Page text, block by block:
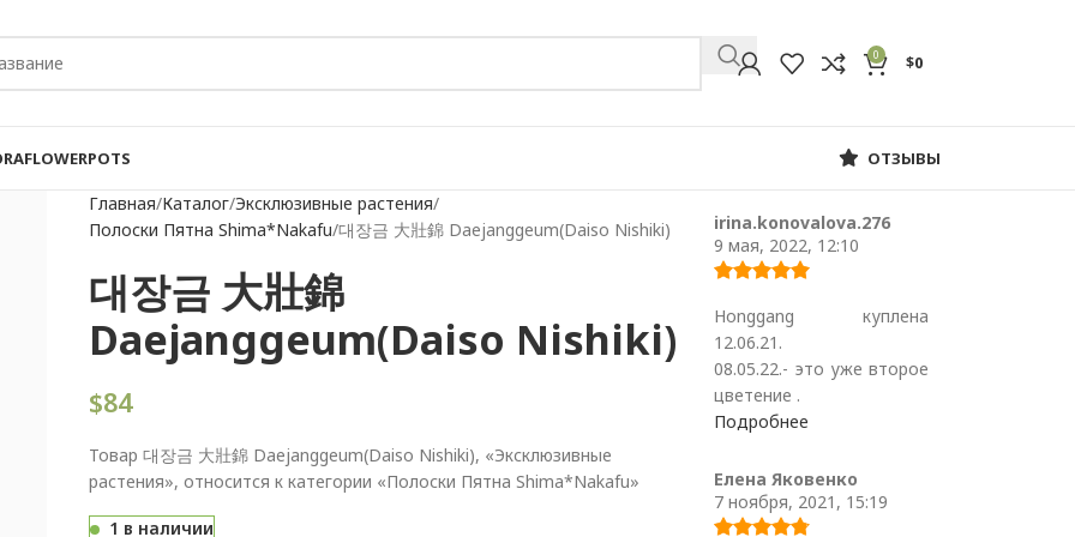
0 $0
FLOWERPOTS ОТЗЫВЫ
Главная Каталог Эксклюзивные растения
Полоски Пятна Shima*Nakafu 대장금 大壯錦 Daejanggeum(Daiso Nishiki)
대장금 大壯錦
Daejanggeum(Daiso Nishiki)
$84
Товар 대장금 大壯錦 Daejanggeum(Daiso Nishiki), «Эксклюзивные
растения», относится к категории «Полоски Пятна Shima*Nakafu»
1 в наличии
irina.konovalova.276
9 мая, 2022, 12:10
Honggang куплена
12.06.21.
08.05.22.- это уже второе
цветение .
Подробнее
Елена Яковенко
7 ноября, 2021, 15:19